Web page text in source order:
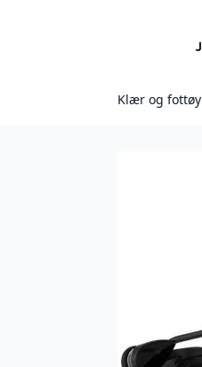
Klær og fottøy